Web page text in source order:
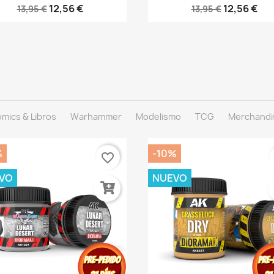
13,95 € 12,56 €
13,95 € 12,56 €
& Libros Warhammer Modelismo TCG
favorite_border
-10%
NUEVO